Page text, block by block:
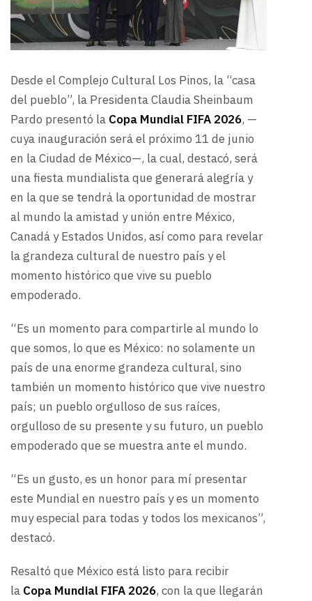
Desde el Complejo Cultural Los Pinos, la “casa
del pueblo”, la Presidenta Claudia Sheinbaum
Pardo presentó la Copa Mundial FIFA 2026, —
cuya inauguración será el próximo 11 de junio
en la Ciudad de México—, la cual, destacó, será
una fiesta mundialista que generará alegría y
en la que se tendrá la oportunidad de mostrar
al mundo la amistad y unión entre México,
Canadá y Estados Unidos, así como para revelar
la grandeza cultural de nuestro país y el
momento histórico que vive su pueblo
empoderado.
“Es un momento para compartirle al mundo lo
que somos, lo que es México: no solamente un
país de una enorme grandeza cultural, sino
también un momento histórico que vive nuestro
país; un pueblo orgulloso de sus raíces,
orgulloso de su presente y su futuro, un pueblo
empoderado que se muestra ante el mundo.
“Es un gusto, es un honor para mí presentar
este Mundial en nuestro país y es un momento
muy especial para todas y todos los mexicanos”,
destacó.
Resaltó que México está listo para recibir
la Copa Mundial FIFA 2026, con la que llegarán